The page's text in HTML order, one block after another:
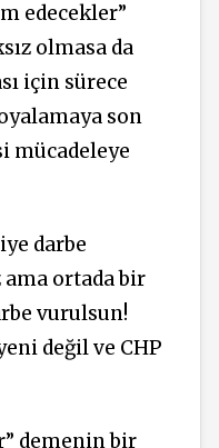
edecekler”
olmasa da
için sürece
son
mücadeleye
darbe
ortada bir
vurulsun!
değil ve CHP
demenin bir